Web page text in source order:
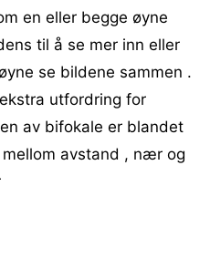
en eller begge øyne
til å se mer inn eller
se bildene sammen .
utfordring for
av bifokale er blandet
avstand , nær og